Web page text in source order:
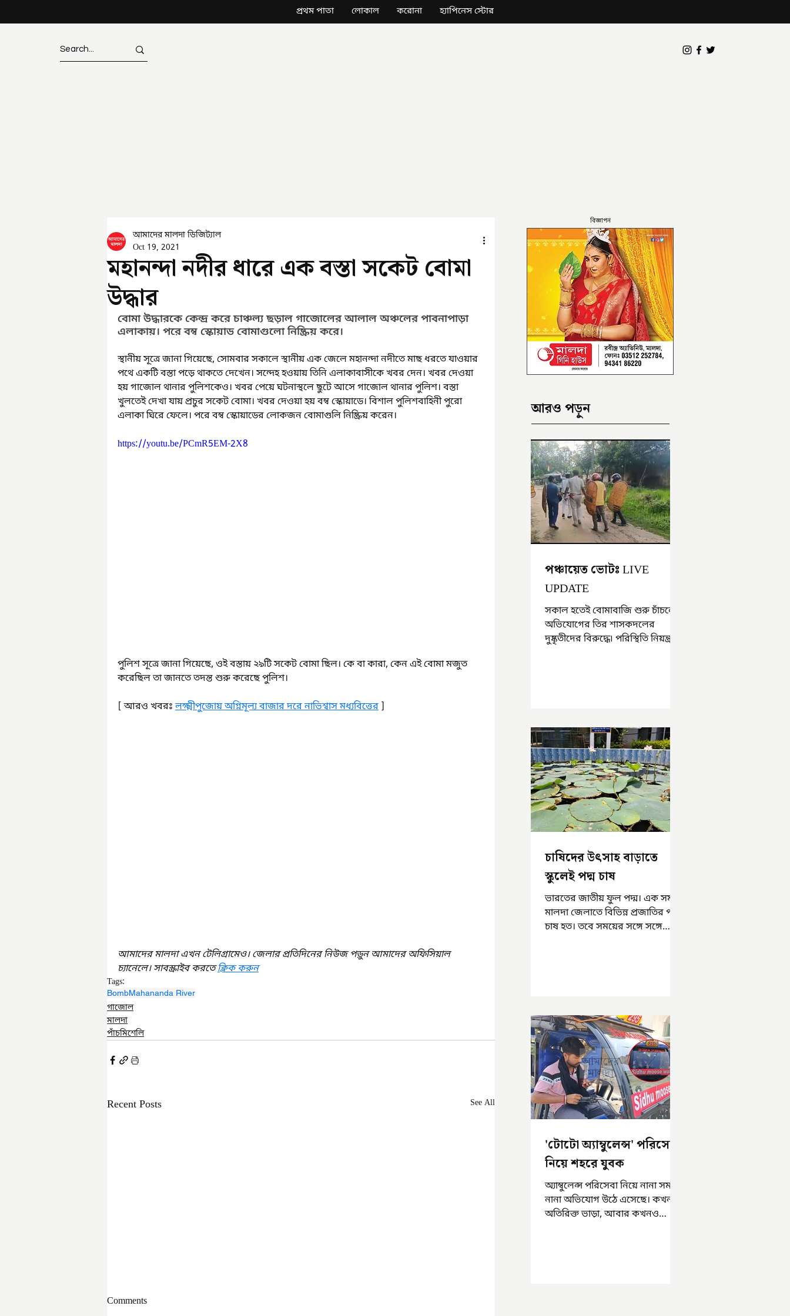
প্রথম পাতা লোকাল করোনা হ্যাপিনেস স্টোর
মহানন্দা নদীর ধারে এক বস্তা সকেট বোমা
উদ্ধার
আমাদের মালদা ডিজিট্যাল
Oct 19, 2021
বোমা উদ্ধারকে কেন্দ্র করে চাঞ্চল্য ছড়াল গাজোলের আলাল অঞ্চলের পাবনাপাড়া
এলাকায়। পরে বম্ব স্কোয়াড বোমাগুলো নিষ্ক্রিয় করে।
স্থানীয় সূত্রে জানা গিয়েছে, সোমবার সকালে স্থানীয় এক জেলে মহানন্দা নদীতে মাছ ধরতে যাওয়ার
পথে একটি বস্তা পড়ে থাকতে দেখেন। সন্দেহ হওয়ায় তিনি এলাকাবাসীকে খবর দেন। খবর দেওয়া
হয় গাজোল থানার পুলিশকেও। খবর পেয়ে ঘটনাস্থলে ছুটে আসে গাজোল থানার পুলিশ। বস্তা
খুলতেই দেখা যায় প্রচুর সকেট বোমা। খবর দেওয়া হয় বম্ব স্কোয়াডে। বিশাল পুলিশবাহিনী পুরো
এলাকা ঘিরে ফেলে। পরে বম্ব স্কোয়াডের লোকজন বোমাগুলি নিষ্ক্রিয় করেন।
https://youtu.be/PCmR5EM-2X8
পুলিশ সূত্রে জানা গিয়েছে, ওই বস্তায় ২৯টি সকেট বোমা ছিল। কে বা কারা, কেন এই বোমা মজুত
করেছিল তা জানতে তদন্ত শুরু করেছে পুলিশ।
[ আরও খবরঃ লক্ষ্মীপুজোয় অগ্নিমূল্য বাজার দরে নাভিশ্বাস মধ্যবিত্তের ]
আমাদের মালদা এখন টেলিগ্রামেও। জেলার প্রতিদিনের নিউজ পড়ুন আমাদের অফিসিয়াল
চ্যানেলে। সাবস্ক্রাইব করতে ক্লিক করুন
Tags:
BombMahananda River
গাজোল
মালদা
পাঁচমিশেলি
Recent Posts See All
Comments
বিজ্ঞাপন
আরও পড়ুন
পঞ্চায়েত ভোটঃ LIVE
UPDATE
সকাল হতেই বোমাবাজি শুরু চাঁচলে৷
অভিযোগের তির শাসকদলের
দুষ্কৃতীদের বিরুদ্ধে৷ পরিস্থিতি নিয়ন্ত্রণে
চাষিদের উৎসাহ বাড়াতে
স্কুলেই পদ্ম চাষ
ভারতের জাতীয় ফুল পদ্ম। এক সময়
মালদা জেলাতে বিভিন্ন প্রজাতির পদ্ম
চাষ হত। তবে সময়ের সঙ্গে সঙ্গে
'টোটো অ্যাম্বুলেন্স' পরিসেবা
নিয়ে শহরে যুবক
অ্যাম্বুলেন্স পরিসেবা নিয়ে নানা সময়
নানা অভিযোগ উঠে এসেছে। কখনও
অতিরিক্ত ভাড়া, আবার কখনও